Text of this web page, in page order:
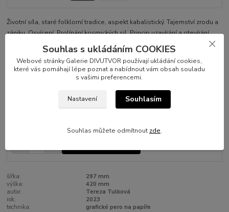
Životní síla, staré folklorní tradice, aspekt kabalistický. Tajemství zrodu a
zániku. Osvícení. Prolínání kosmických sil. Princip uzavírání a otevírání
vědomí. Archetyp kosmu. 2022/2023, grafická pera, papír (gramáž 200
gsm), 297×420 mm.celý popis
Skladem 1 ks
Nejsme plátci DPH
šířka:
297 mm
výška:
420 mm
autor:
Tereza Tulková
rok:
2023
technika:
grafické pero na papíře
Souhlas s ukládáním COOKIES
Webové stránky Galerie DIVUTVOR používají ukládání cookies,
které vás pomáhají lépe poznat a nabídnout vám obsah souladu
s vašimi preferencemi.
Nastavení Souhlasím
Souhlas můžete odmítnout zde.